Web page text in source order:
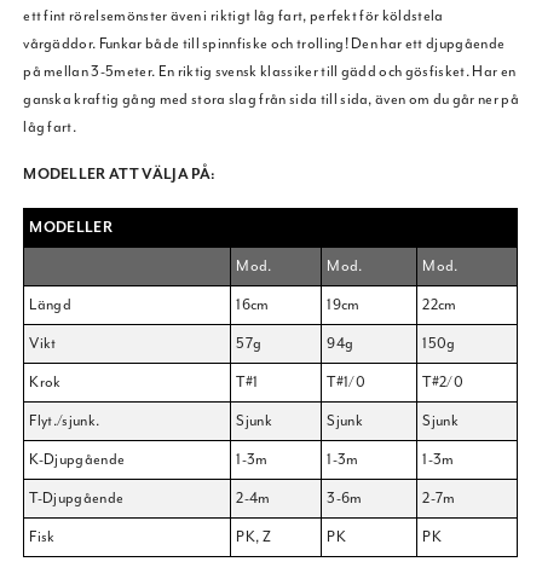
ett fint rörelsemönster även i riktigt låg fart, perfekt för köldstela
vårgäddor. Funkar både till spinnfiske och trolling! Den har ett djupgående
på mellan 3-5meter. En riktig svensk klassiker till gädd och gösfisket. Har en
ganska kraftig gång med stora slag från sida till sida, även om du går ner på
låg fart.
MODELLER ATT VÄLJA PÅ:
MODELLER
Mod.
Mod.
Mod.
Längd
16cm 19cm
22cm
Vikt
57g 94g
150g
Krok
T#1 T#1/0
T#2/0
Flyt./sjunk.
Sjunk Sjunk
Sjunk
K-Djupgående
1-3m 1-3m
1-3m
T-Djupgående
2-4m 3-6m
2-7m
Fisk
PK, Z PK PK